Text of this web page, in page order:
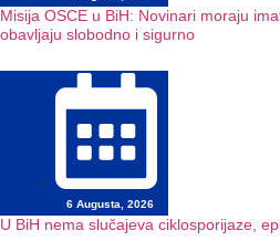
Misija OSCE u BiH: Novinari moraju
obavljaju slobodno i sigurno
6 Augusta, 2026
U BiH nema slučajeva ciklosporijaze,